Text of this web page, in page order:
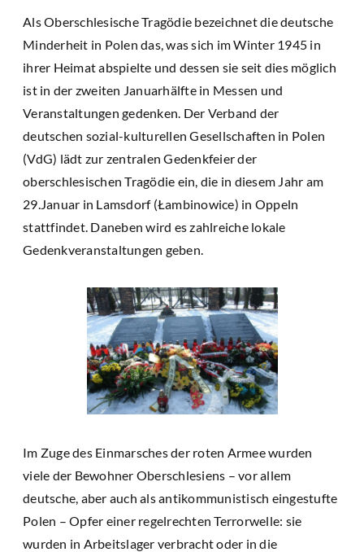
Als Oberschlesische Tragödie bezeichnet die deutsche
Minderheit in Polen das, was sich im Winter 1945 in
ihrer Heimat abspielte und dessen sie seit dies möglich
ist in der zweiten Januarhälfte in Messen und
Veranstaltungen gedenken. Der Verband der
deutschen sozial-kulturellen Gesellschaften in Polen
(VdG) lädt zur zentralen Gedenkfeier der
oberschlesischen Tragödie ein, die in diesem Jahr am
29.Januar in Lamsdorf (Łambinowice) in Oppeln
stattfindet. Daneben wird es zahlreiche lokale
Gedenkveranstaltungen geben.
Im Zuge des Einmarsches der roten Armee wurden
viele der Bewohner Oberschlesiens – vor allem
deutsche, aber auch als antikommunistisch eingestufte
Polen – Opfer einer regelrechten Terrorwelle: sie
wurden in Arbeitslager verbracht oder in die